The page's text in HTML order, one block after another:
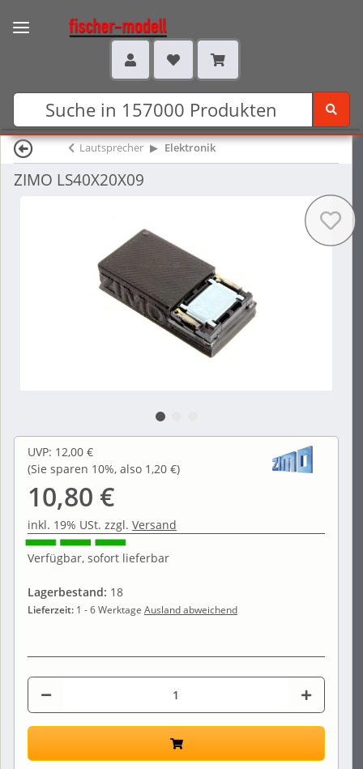
Lautsprecher Elektronik
ZIMO LS40X20X09
UVP: 12,00 €
(Sie sparen 10%, also 1,20 €)
10,80 €
inkl. 19% USt. zzgl. Versand
Verfügbar, sofort lieferbar
Lagerbestand: 18
Lieferzeit: 1 - 6 Werktage Ausland abweichend